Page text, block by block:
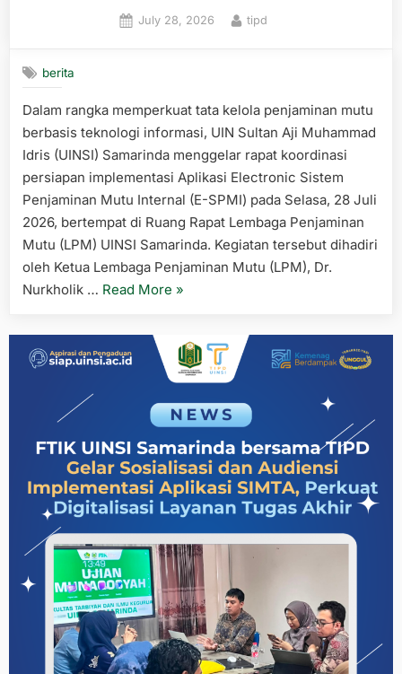
Posted
July 28, 2026 By
tipd
berita
Dalam rangka memperkuat tata kelola penjaminan mutu
berbasis teknologi informasi, UIN Sultan Aji Muhammad
Idris (UINSI) Samarinda menggelar rapat koordinasi
persiapan implementasi Aplikasi Electronic Sistem
Penjaminan Mutu Internal (E-SPMI) pada Selasa, 28 Juli
2026, bertempat di Ruang Rapat Lembaga Penjaminan
Mutu (LPM) UINSI Samarinda. Kegiatan tersebut dihadiri
oleh Ketua Lembaga Penjaminan Mutu (LPM), Dr.
Nurkholik … Read More “LPM
UINSI
Samarinda
Matangkan
Persiapan
Implementasi
Aplikasi
E-
SPMI
untuk
Perkuat
Penjaminan
Mutu
Berbasis
Digital”
»